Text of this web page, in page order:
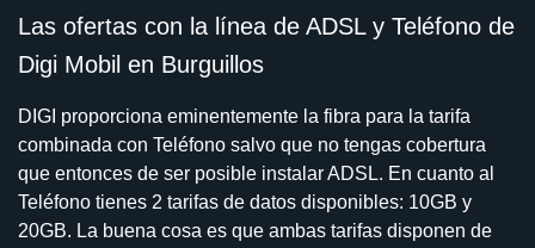
Las ofertas con la línea de ADSL y Teléfono de
Digi Mobil en Burguillos
DIGI proporciona eminentemente la fibra para la tarifa
combinada con Teléfono salvo que no tengas cobertura
que entonces de ser posible instalar ADSL. En cuanto al
Teléfono tienes 2 tarifas de datos disponibles: 10GB y
20GB. La buena cosa es que ambas tarifas disponen de